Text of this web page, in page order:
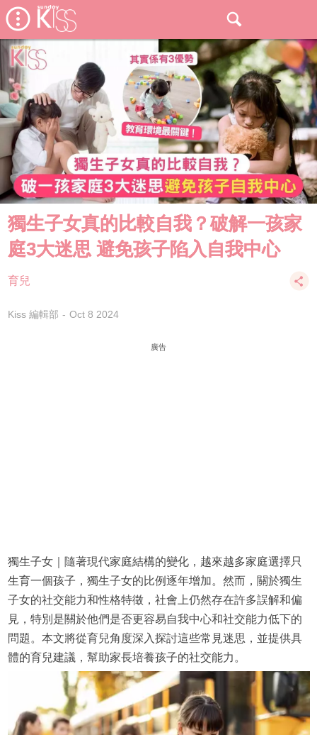
獨生子女真的比較自我？破解一孩家
庭3大迷思 避免孩子陷入自我中心
育兒
Kiss 編輯部 Oct 8 2024
廣告
獨生子女｜隨著現代家庭結構的變化，越來越多家庭選擇只
生育一個孩子，獨生子女的比例逐年增加。然而，關於獨生
子女的社交能力和性格特徵，社會上仍然存在許多誤解和偏
見，特別是關於他們是否更容易自我中心和社交能力低下的
問題。本文將從育兒角度深入探討這些常見迷思，並提供具
體的育兒建議，幫助家長培養孩子的社交能力。